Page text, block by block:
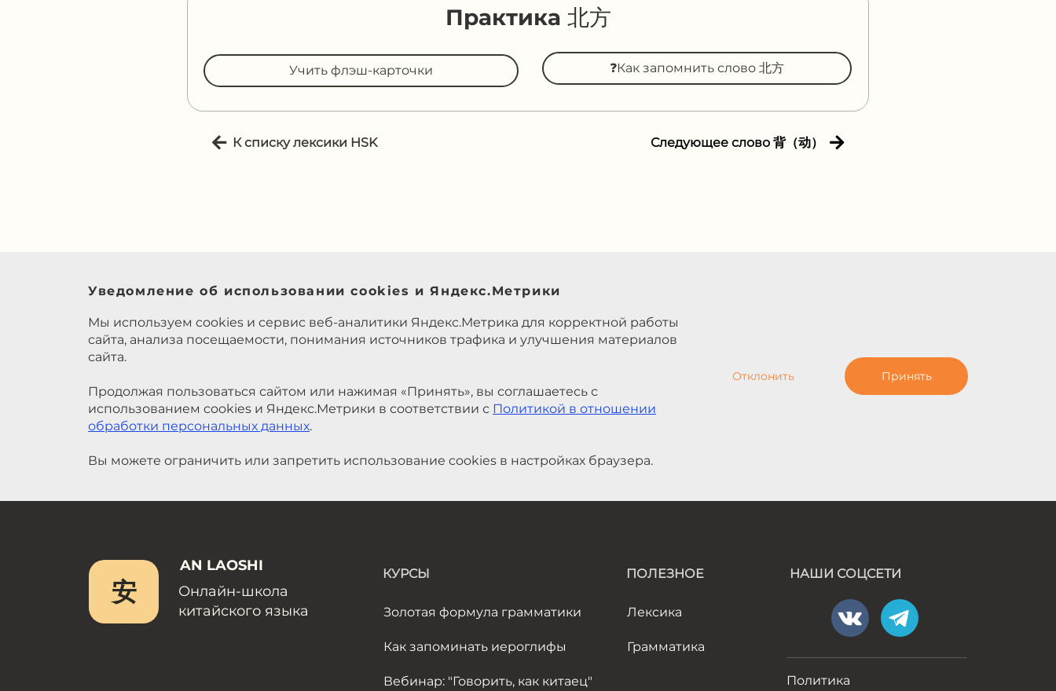
Практика 北方
Учить флэш-карточки ❓Как запомнить слово 北方
К списку лексики HSK Следующее слово 背（动）
Уведомление об использовании cookies и Яндекс.Метрики
Мы используем cookies и сервис веб-аналитики Яндекс.Метрика для корректной работы
сайта, анализа посещаемости, понимания источников трафика и улучшения материалов
сайта.
Продолжая пользоваться сайтом или нажимая «Принять», вы соглашаетесь с
использованием cookies и Яндекс.Метрики в соответствии с Политикой в отношении
обработки персональных данных.
Вы можете ограничить или запретить использование cookies в настройках браузера.
Отклонить Принять
安
AN LAOSHI
Онлайн-школа
китайского языка
КУРСЫ
Золотая формула грамматики
Как запоминать иероглифы
Вебинар: "Говорить, как китаец"
ПОЛЕЗНОЕ
Лексика
Грамматика
НАШИ СОЦСЕТИ
Политика